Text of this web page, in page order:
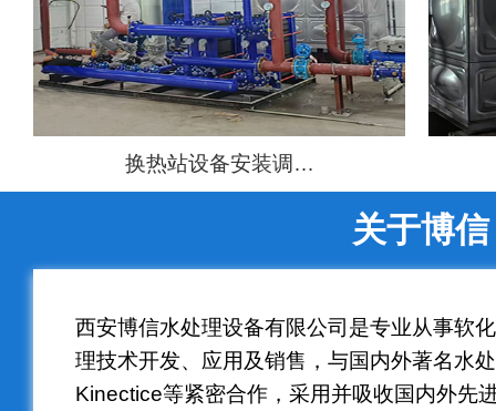
换热站设备安装调…
关于博信
西安博信水处理设备有限公司是专业从事软
理技术开发、应用及销售，与国内外著名水
Kinectice等紧密合作，采用并吸收国内外先